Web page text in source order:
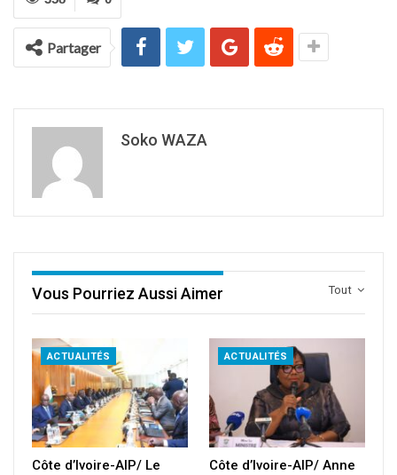
Partager
Soko WAZA
Tout
Vous Pourriez Aussi Aimer
ACTUALITÉS
Côte d’Ivoire-AIP/ Le
ACTUALITÉS
Côte d’Ivoire-AIP/ Anne